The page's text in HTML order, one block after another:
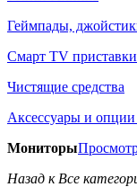
Геймпады,
Смарт TV
Чистящие средства
Аксессуары и опции
Мониторы
Назад к Все